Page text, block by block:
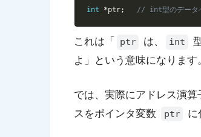
int *ptr; // int型のデータ
これは「 ptr は、 int
よ」という意味になります
では、実際にアドレス演算
スをポインタ変数
ptr に